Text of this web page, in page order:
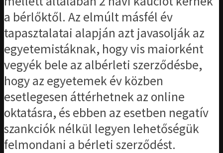
a bérlőktől. Az elmúlt másfél év
tapasztalatai alapján azt javasolják az
egyetemistáknak, hogy vis maiorként
vegyék bele az albérleti szerződésbe,
hogy az egyetemek év közben
esetlegesen áttérhetnek az online
oktatásra, és ebben az esetben negatív
szankciók nélkül legyen lehetőségük
felmondani a bérleti szerződést.